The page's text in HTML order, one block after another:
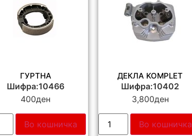
ГУРТНА
Шифра:10466
400ден
Во кошничка
ДЕКЛА KOMPLET
Шифра:10402
3,800ден
Во кошничка